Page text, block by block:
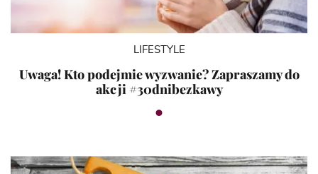
LIFESTYLE
Uwaga! Kto podejmie wyzwanie? Zapraszamy do
akcji #30dnibezkawy